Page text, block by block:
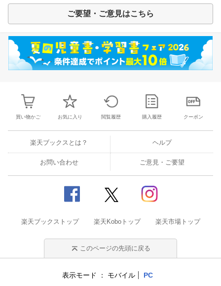
ご要望・ご意見はこちら
買い物かご お気に入り 閲覧履歴 購入履歴 クーポン
楽天ブックスとは？ ヘルプ
お問い合わせ ご意見・ご要望
楽天ブックストップ 楽天Koboトップ 楽天市場トップ
このページの先頭に戻る
表示モード モバイル PC